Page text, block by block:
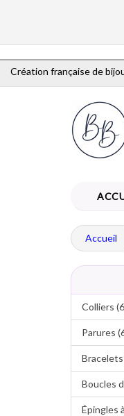
Création française de
Accueil
Colliers
Parures
Bracelets
Boucles
Épingles